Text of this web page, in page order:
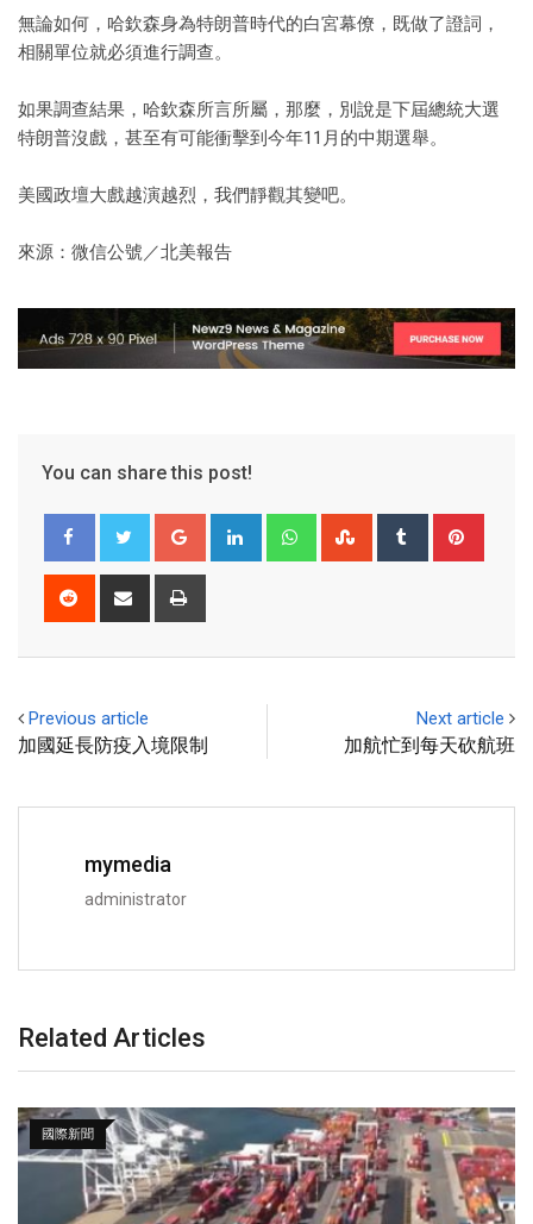
無論如何，哈欽森身為特朗普時代的白宮幕僚，既做了證詞，
相關單位就必須進行調查。
如果調查結果，哈欽森所言所屬，那麼，別說是下屆總統大選
特朗普沒戲，甚至有可能衝擊到今年11月的中期選舉。
美國政壇大戲越演越烈，我們靜觀其變吧。
來源：微信公號／北美報告
You can share this post!
Previous article
加國延長防疫入境限制
Next article
加航忙到每天砍航班
mymedia
administrator
Related Articles
國際新聞